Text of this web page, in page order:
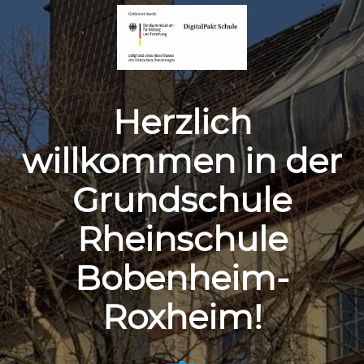
Herzlich
willkommen in der
Grundschule
Rheinschule
Bobenheim-
Roxheim!